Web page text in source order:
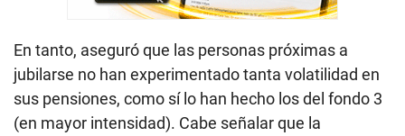
En tanto, aseguró que las personas próximas a
jubilarse no han experimentado tanta volatilidad en
sus pensiones, como sí lo han hecho los del fondo 3
(en mayor intensidad). Cabe señalar que la